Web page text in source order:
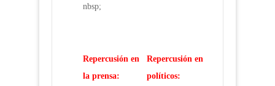
nbsp;
Repercusión en
la prensa:
Repercusión en
políticos: